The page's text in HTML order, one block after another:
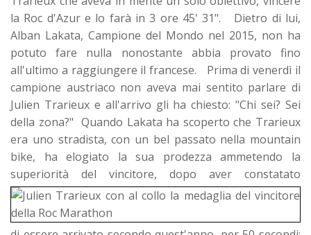
la Roc d'Azur e lo farà in 3 ore 45' 31". Dietro di lui,
Alban Lakata, Campione del Mondo nel 2015, non ha
potuto fare nulla nonostante abbia provato fino
all'ultimo a raggiungere il francese. Prima di venerdì il
campione austriaco non aveva mai sentito parlare di
Julien Trarieux e all'arrivo gli ha chiesto: "Chi sei? Sei
della zona?" Quando Lakata ha scoperto che Trarieux
era uno stradista, con un bel passato nella mountain
bike, ha elogiato la sua prodezza ammetendo la
superiorità del vincitore, dopo aver constatato